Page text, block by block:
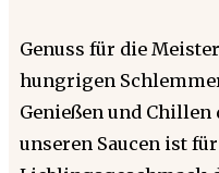
Genuss für die
hungrigen
Genießen und Chillen
unseren Saucen ist